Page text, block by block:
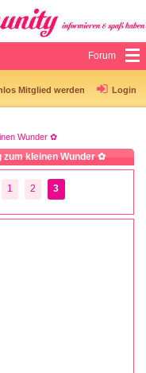
Forum
Mitglied werden Login
Wunder ✿
zum kleinen Wunder ✿
1 2 3